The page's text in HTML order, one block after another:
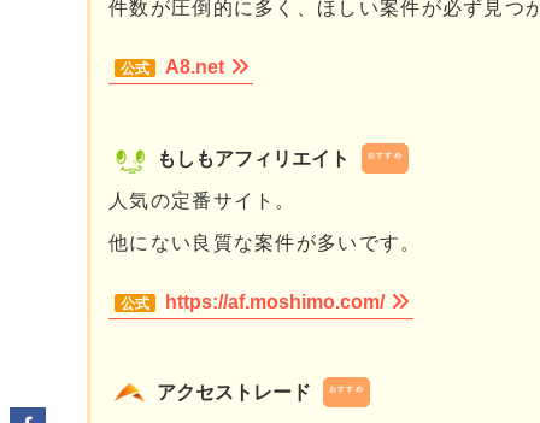
件数が圧倒的に多く、ほしい案件が必ず見つ
A8.net
もしもアフィリエイト おすすめ
人気の定番サイト。
他にない良質な案件が多いです。
https://af.moshimo.com/
アクセストレード おすすめ